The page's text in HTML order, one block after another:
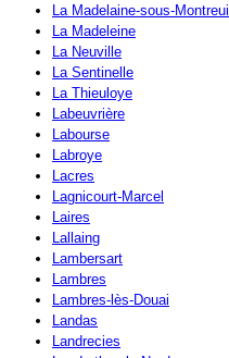
La Madelaine-sous-Montreuil
La Madeleine
La Neuville
La Sentinelle
La Thieuloye
Labeuvrière
Labourse
Labroye
Lacres
Lagnicourt-Marcel
Laires
Lallaing
Lambersart
Lambres
Lambres-lès-Douai
Landas
Landrecies